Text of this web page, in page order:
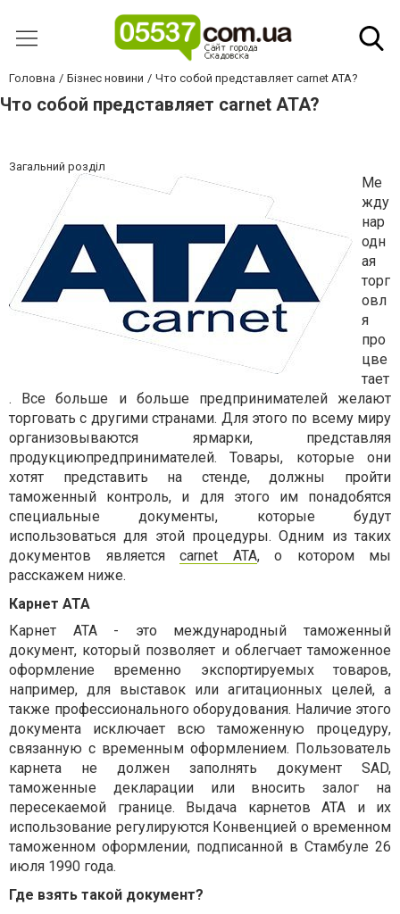
Головна Бізнес новини Что собой представляет carnet ATA?
Что собой представляет carnet ATA?
Загальний розділ
Ме
жду
нар
одн
ая
торг
овл
я
про
цве
тает
. Все больше и больше предпринимателей желают
торговать с другими странами. Для этого по всему миру
организовываются ярмарки, представляя
продукциюпредпринимателей. Товары, которые они
хотят представить на стенде, должны пройти
таможенный контроль, и для этого им понадобятся
специальные документы, которые будут
использоваться для этой процедуры. Одним из таких
документов является carnet ATA, о котором мы
расскажем ниже.
Карнет АТА
Карнет ATA - это международный таможенный
документ, который позволяет и облегчает таможенное
оформление временно экспортируемых товаров,
например, для выставок или агитационных целей, а
также профессионального оборудования. Наличие этого
документа исключает всю таможенную процедуру,
связанную с временным оформлением. Пользователь
карнета не должен заполнять документ SAD,
таможенные декларации или вносить залог на
пересекаемой границе. Выдача карнетов ATA и их
использование регулируются Конвенцией о временном
таможенном оформлении, подписанной в Стамбуле 26
июля 1990 года.
Где взять такой документ?